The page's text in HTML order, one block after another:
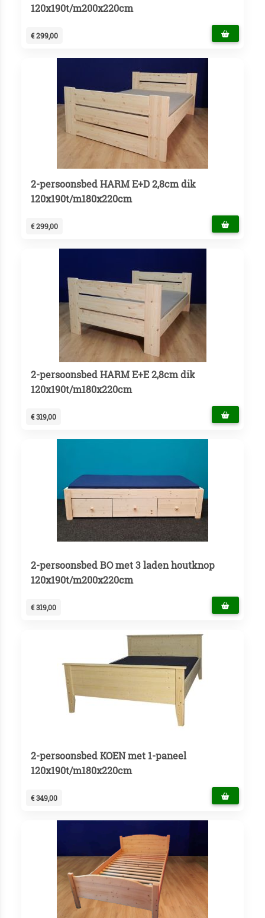
120x190t/m200x220cm
€ 299,00
2-persoonsbed HARM E+D 2,8cm dik
120x190t/m180x220cm
€ 299,00
2-persoonsbed HARM E+E 2,8cm dik
120x190t/m180x220cm
€ 319,00
2-persoonsbed BO met 3 laden houtknop
120x190t/m200x220cm
€ 319,00
2-persoonsbed KOEN met 1-paneel
120x190t/m180x220cm
€ 349,00